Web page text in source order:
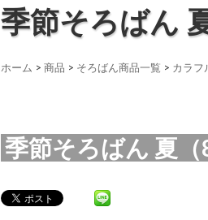
季節そろばん
ホーム > 商品 > そろばん商品一覧 > カラフ
季節そろばん 夏